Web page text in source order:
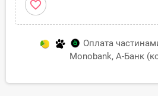
favorite_border
Оплата
Monobank, А-Банк